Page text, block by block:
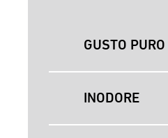
GUSTO PURO
INODORE